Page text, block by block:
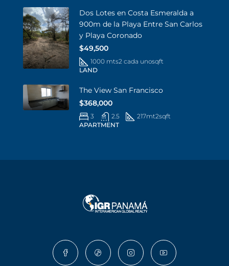
Dos Lotes en Costa Esmeralda a
900m de la Playa Entre San Carlos
y Playa Coronado
$49,500
1000 mts2 cada unosqft
LAND
The View San Francisco
$368,000
3 2.5 217mt2sqft
APARTMENT